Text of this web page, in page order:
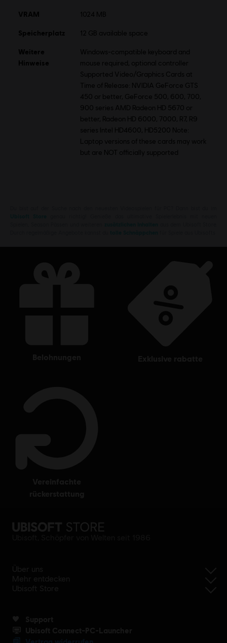
VRAM 1024 MB
Speicherplatz 12 GB available space
Weitere
Hinweise
Windows-compatible keyboard and
mouse required, optional controller
Supported Video/Graphics Cards at
Time of Release: NVIDIA GeForce GTS
450 or better, GeForce 500, 600, 700,
900 series AMD Radeon HD 5670 or
better, Radeon HD 6000, 7000, R7, R9
series Intel HD4600, HD5200 Note:
Laptop versions of these cards may work
but are NOT officially supported